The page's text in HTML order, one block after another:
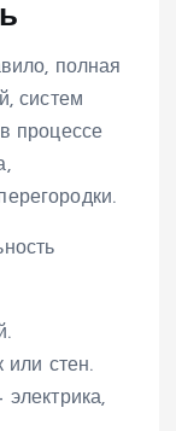
полная
систем
процессе
или стен.